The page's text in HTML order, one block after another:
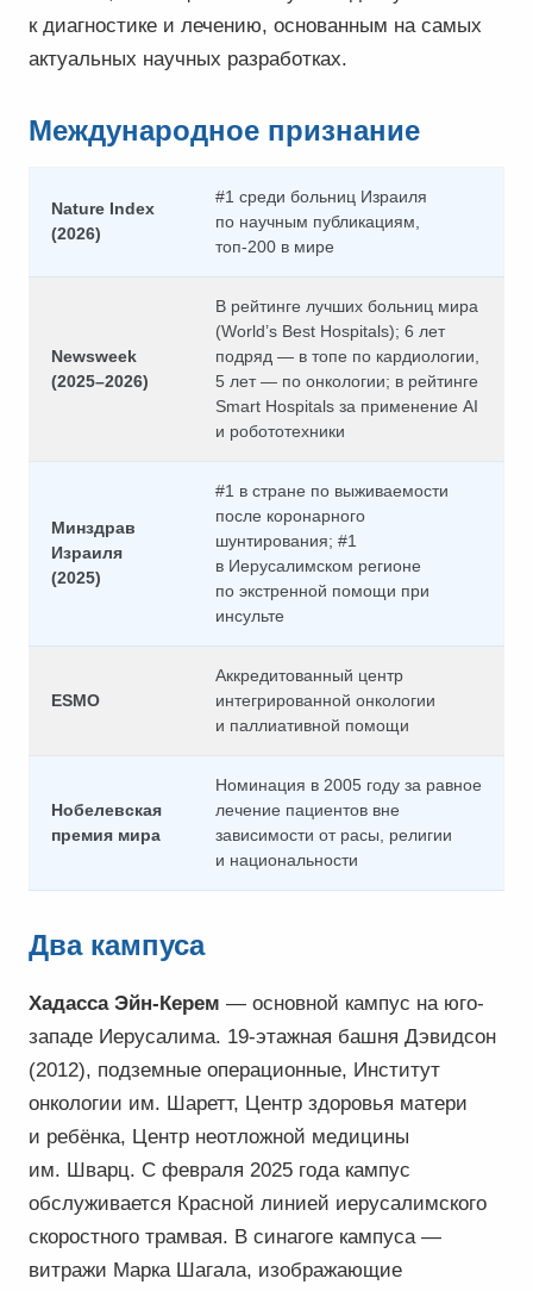
к диагностике и лечению, основанным на самых
актуальных научных разработках.
Международное признание
Nature Index
(2026)
#1 среди больниц Израиля
по научным публикациям,
топ-200 в мире
Newsweek
(2025–2026)
В рейтинге лучших больниц мира
(World’s Best Hospitals); 6 лет
подряд — в топе по кардиологии,
5 лет — по онкологии; в рейтинге
Smart Hospitals за применение AI
и робототехники
Минздрав
Израиля
(2025)
#1 в стране по выживаемости
после коронарного
шунтирования; #1
в Иерусалимском регионе
по экстренной помощи при
инсульте
ESMO
Аккредитованный центр
интегрированной онкологии
и паллиативной помощи
Нобелевская
премия мира
Номинация в 2005 году за равное
лечение пациентов вне
зависимости от расы, религии
и национальности
Два кампуса
Хадасса Эйн-Керем — основной кампус на юго-
западе Иерусалима. 19-этажная башня Дэвидсон
(2012), подземные операционные, Институт
онкологии им. Шаретт, Центр здоровья матери
и ребёнка, Центр неотложной медицины
им. Шварц. С февраля 2025 года кампус
обслуживается Красной линией иерусалимского
скоростного трамвая. В синагоге кампуса —
витражи Марка Шагала, изображающие